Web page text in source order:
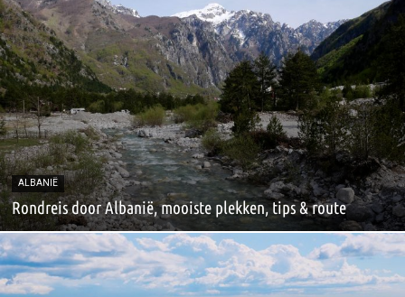
ALBANIË
Rondreis door Albanië, mooiste plekken, tips & route